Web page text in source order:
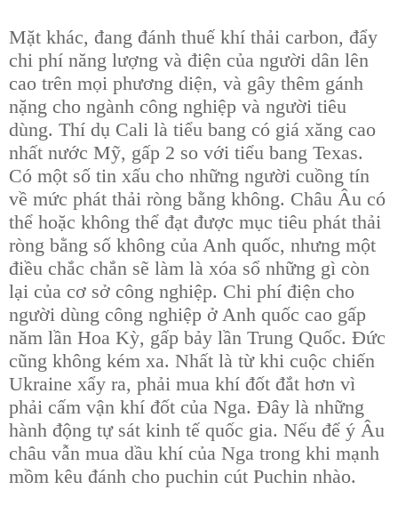
Mặt khác, đang đánh thuế khí thải carbon, đẩy
chi phí năng lượng và điện của người dân lên
cao trên mọi phương diện, và gây thêm gánh
nặng cho ngành công nghiệp và người tiêu
dùng. Thí dụ Cali là tiểu bang có giá xăng cao
nhất nước Mỹ, gấp 2 so với tiểu bang Texas.
Có một số tin xấu cho những người cuồng tín
về mức phát thải ròng bằng không. Châu Âu có
thể hoặc không thể đạt được mục tiêu phát thải
ròng bằng số không của Anh quốc, nhưng một
điều chắc chắn sẽ làm là xóa sổ những gì còn
lại của cơ sở công nghiệp. Chi phí điện cho
người dùng công nghiệp ở Anh quốc cao gấp
năm lần Hoa Kỳ, gấp bảy lần Trung Quốc. Đức
cũng không kém xa. Nhất là từ khi cuộc chiến
Ukraine xẩy ra, phải mua khí đốt đắt hơn vì
phải cấm vận khí đốt của Nga. Đây là những
hành động tự sát kinh tế quốc gia. Nếu để ý Âu
châu vẫn mua dầu khí của Nga trong khi mạnh
mồm kêu đánh cho puchin cút Puchin nhào.